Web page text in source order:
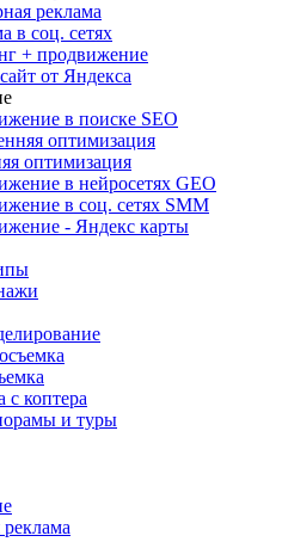
реклама
в соц. сетях
+ продвижение
от Яндекса
в поиске SEO
оптимизация
оптимизация
в нейросетях GEO
в соц. сетях SMM
- Яндекс карты
с коптера
и туры